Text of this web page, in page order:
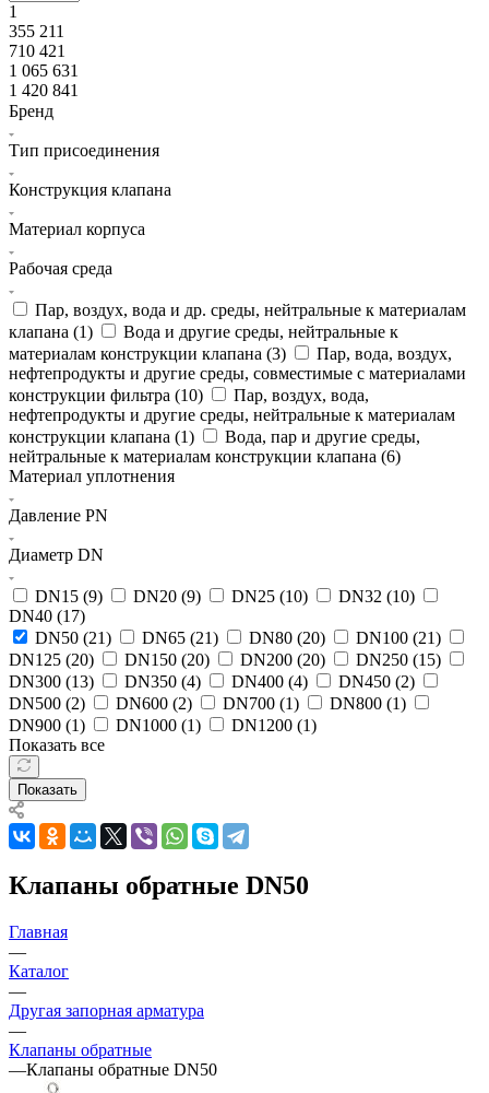
1
355 211
710 421
1 065 631
1 420 841
Бренд
Тип присоединения
Конструкция клапана
Материал корпуса
Рабочая среда
Пар, воздух, вода и др. среды, нейтральные к материалам
клапана (1)
Вода и другие среды, нейтральные к
материалам конструкции клапана (3)
Пар, вода, воздух,
нефтепродукты и другие среды, совместимые с материалами
конструкции фильтра (10)
Пар, воздух, вода,
нефтепродукты и другие среды, нейтральные к материалам
конструкции клапана (1)
Вода, пар и другие среды,
нейтральные к материалам конструкции клапана (6)
Материал уплотнения
Давление PN
Диаметр DN
DN15 (9) DN20 (9) DN25 (10) DN32 (10)
DN40 (17)
DN50 (21) DN65 (21) DN80 (20) DN100 (21)
DN125 (20) DN150 (20) DN200 (20) DN250 (15)
DN300 (13) DN350 (4) DN400 (4) DN450 (2)
DN500 (2) DN600 (2) DN700 (1) DN800 (1)
DN900 (1) DN1000 (1) DN1200 (1)
Показать все
Показать
Клапаны обратные DN50
Главная
—
Каталог
—
Другая запорная арматура
—
Клапаны обратные
—Клапаны обратные DN50